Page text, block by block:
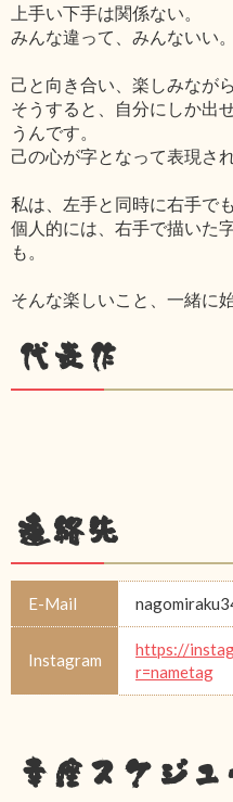
上手い下手は関係ない。
みんな違って、みんないい。
己と向き合い、楽しみなが
そうすると、自分にしか出
うんです。
己の心が字となって表現さ
私は、左手と同時に右手で
個人的には、右手で描いた
も。
そんな楽しいこと、一緒に
代表作
連絡先
E-Mail
Instagram
https://
r=nametag
幸座スケジ